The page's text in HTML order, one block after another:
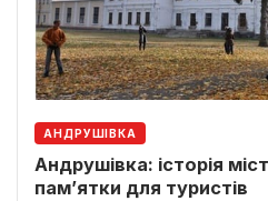
АНДРУШІВКА
Андрушівка: історія
пам’ятки для туристів